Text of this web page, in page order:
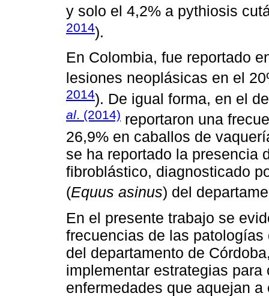
y solo el 4,2% a pythiosis
2014).
En Colombia, fue reportado
lesiones neoplásicas en el
2014). De igual forma, en el
al. (2014) reportaron una
26,9% en caballos de
se ha reportado la presencia
fibroblástico, diagnosticado
(Equus asinus) del
En el presente trabajo se
frecuencias de las
del departamento de
implementar estrategias
enfermedades que aquejan